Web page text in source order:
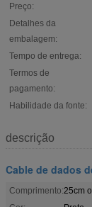
Preço:
Detalhes da
embalagem:
Tempo de entrega:
Termos de
pagamento:
Habilidade da fonte:
descrição
Cable de dados
Comprimento:25cm